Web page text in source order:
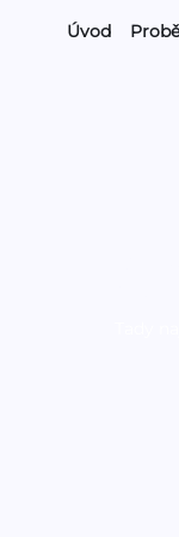
Úvod